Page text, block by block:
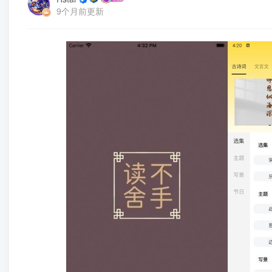
9个月前更新